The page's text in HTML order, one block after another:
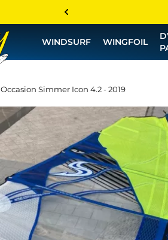
WINDSURF WINGFOIL
Occasion Simmer Icon 4.2 - 2019